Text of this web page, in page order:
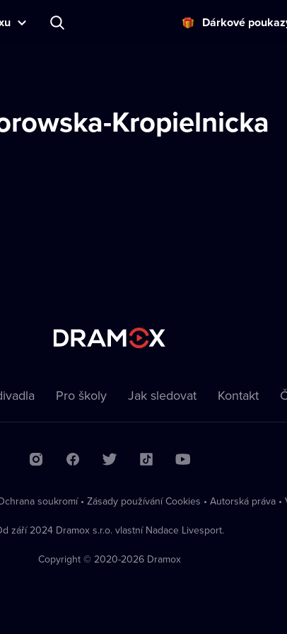
Dárkové
Kropielnicka
Pro školy Jak sledovat Kontakt
soukromí • Zásady používání Cookies • Autorská práva •
září 2024 Dramox s.r.o. vlastní Nadace Livesport.
Copyright © 2020-2026 Dramox